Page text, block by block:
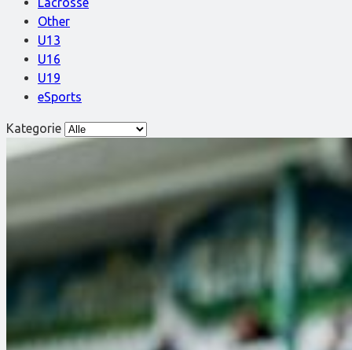
Other
U13
U16
U19
eSports
Kategorie